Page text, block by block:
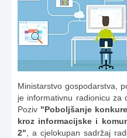
Ministarstvo gospodarstva,
je informativnu radionicu za
Poziv "Poboljšanje
kroz informacijske i
2" , a cjelokupan sadržaj